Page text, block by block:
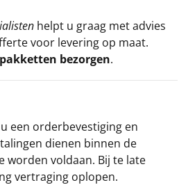
helpt u graag met advies
voor levering op maat.
bezorgen.
een orderbevestiging en
dienen binnen de
worden voldaan. Bij te late
vertraging oplopen.